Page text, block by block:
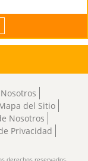
del Sitio
Nosotros
Privacidad
derechos reservados.